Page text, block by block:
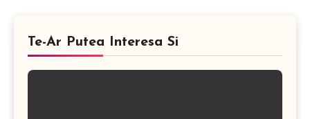
Te-Ar Putea Interesa Si